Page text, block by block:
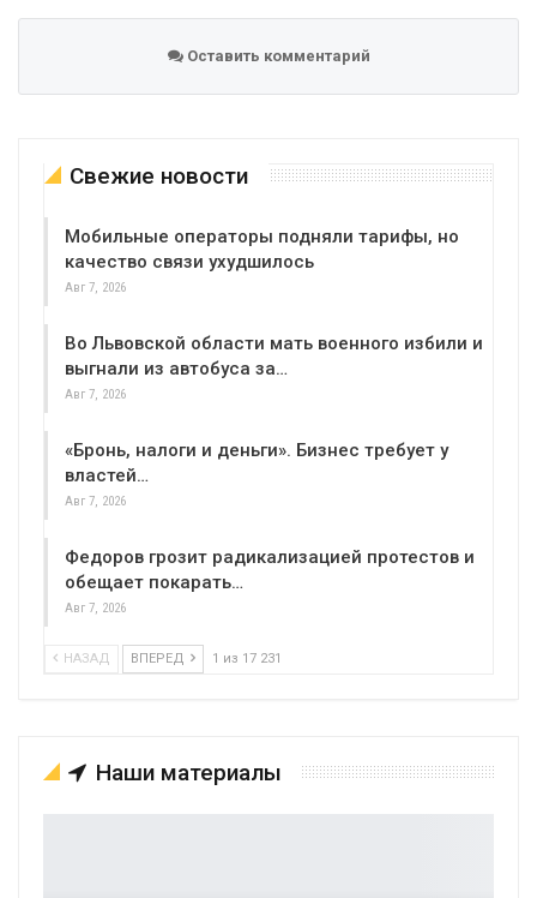
Оставить комментарий
Свежие новости
Мобильные операторы подняли тарифы, но
качество связи ухудшилось
Авг 7, 2026
Во Львовской области мать военного избили и
выгнали из автобуса за…
Авг 7, 2026
«Бронь, налоги и деньги». Бизнес требует у
властей…
Авг 7, 2026
Федоров грозит радикализацией протестов и
обещает покарать…
Авг 7, 2026
НАЗАД ВПЕРЕД 1 из 17 231
Наши материалы